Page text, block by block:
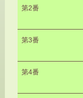
第2番
第3番
第4番